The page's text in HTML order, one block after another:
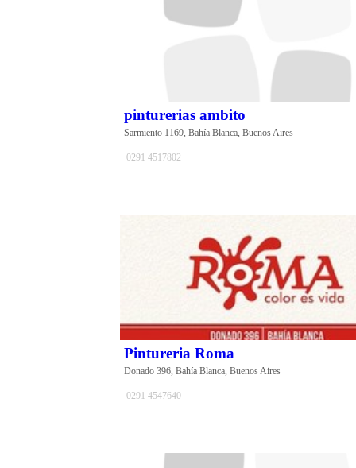
pinturerias ambito
Sarmiento 1169, Bahía Blanca, Buenos Aires
0291 4517802
Pintureria Roma
Donado 396, Bahía Blanca, Buenos Aires
0291 4547640